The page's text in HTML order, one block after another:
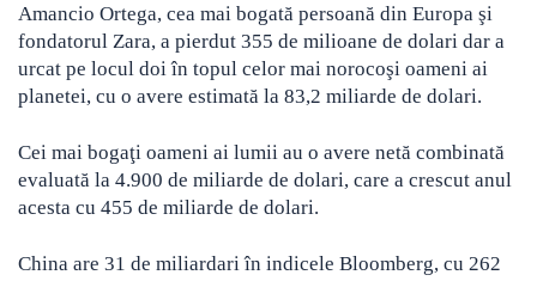
Amancio Ortega, cea mai bogată persoană din Europa şi
fondatorul Zara, a pierdut 355 de milioane de dolari dar a
urcat pe locul doi în topul celor mai norocoşi oameni ai
planetei, cu o avere estimată la 83,2 miliarde de dolari.
Cei mai bogaţi oameni ai lumii au o avere netă combinată
evaluată la 4.900 de miliarde de dolari, care a crescut anul
acesta cu 455 de miliarde de dolari.
China are 31 de miliardari în indicele Bloomberg, cu 262